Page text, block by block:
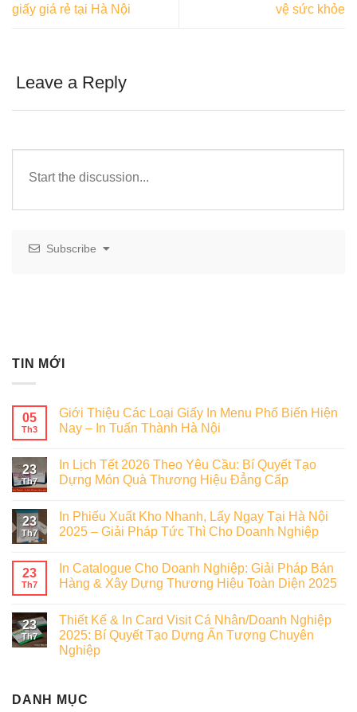
giấy giá rẻ tại Hà Nội
vệ sức khỏe
Leave a Reply
Subscribe
TIN MỚI
05
Th3
Giới Thiệu Các Loại Giấy In Menu Phổ Biến Hiện
Nay – In Tuấn Thành Hà Nội
23
Th7
In Lịch Tết 2026 Theo Yêu Cầu: Bí Quyết Tạo
Dựng Món Quà Thương Hiệu Đẳng Cấp
23
Th7
In Phiếu Xuất Kho Nhanh, Lấy Ngay Tại Hà Nội
2025 – Giải Pháp Tức Thì Cho Doanh Nghiệp
23
Th7
In Catalogue Cho Doanh Nghiệp: Giải Pháp Bán
Hàng & Xây Dựng Thương Hiệu Toàn Diện 2025
23
Th7
Thiết Kế & In Card Visit Cá Nhân/Doanh Nghiệp
2025: Bí Quyết Tạo Dựng Ấn Tượng Chuyên
Nghiệp
DANH MỤC